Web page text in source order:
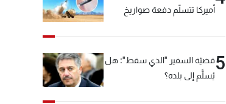
أميركا تتسلّم دفعة صواريخ
5قضيّة السفير "الذي سقط": هل
يُسلَّم إلى بلده؟